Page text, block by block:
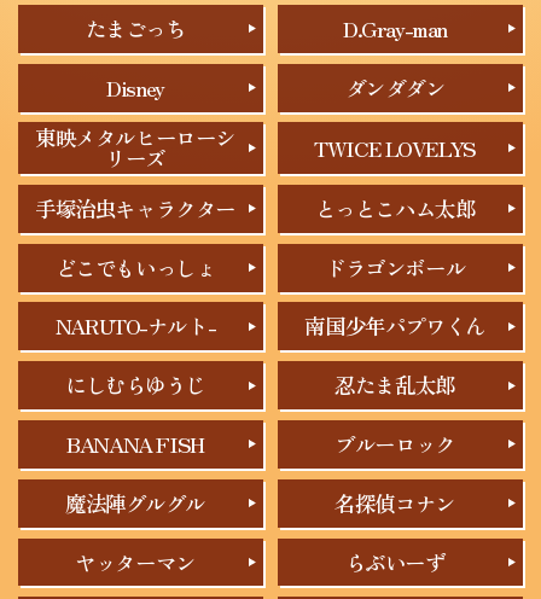
たまごっち
D.Gray-man
Disney
ダンダダン
東映メタルヒーローシ
リーズ TWICE LOVELYS
手塚治虫キャラクター
とっとこハム太郎
どこでもいっしょ
ドラゴンボール
NARUTO-ナルト-
南国少年パプワくん
にしむらゆうじ
忍たま乱太郎
BANANA FISH
ブルーロック
魔法陣グルグル
名探偵コナン
ヤッターマン
らぶいーず